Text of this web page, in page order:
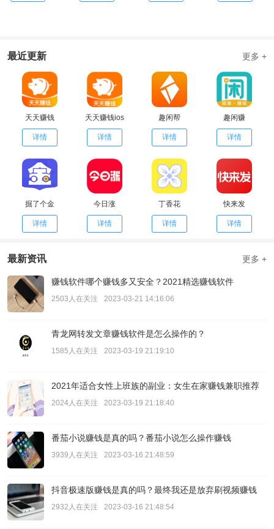
最近更新 更多 +
天天赚钱
详情
天天赚钱ios
详情
趣闲帮
详情
趣闲赚
详情
掘了个金
详情
今日涨
详情
丁香花
详情
快来发
详情
最新资讯 更多 +
赚钱软件哪个赚钱多又安全？2021精选赚钱软件
2503人在关注 2023-03-21 14:16:06
青龙网转发文章赚钱软件是怎么操作的？
1585人在关注 2023-03-19 21:19:10
2021年适合女性上班族的副业：女生在家赚钱兼职推荐
2024人在关注 2023-03-19 21:18:40
番茄小说赚钱是真的吗？番茄小说怎么操作赚钱
3939人在关注 2023-03-16 21:48:59
抖音极速版赚钱是真的吗？最终我还是放弃刷视频赚钱
2932人在关注 2023-03-16 21:48:54